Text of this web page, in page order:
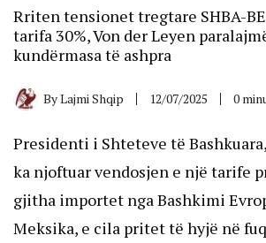
Rriten tensionet tregtare SHBA-
tarifa 30%, Von der Leyen
kundërmasa të ashpra
ByLajmi Shqip 12/07/2025 0
Presidenti i Shteteve të
ka njoftuar vendosjen e një tarife
gjitha importet nga Bashkimi
Meksika, e cila pritet të hyjë në